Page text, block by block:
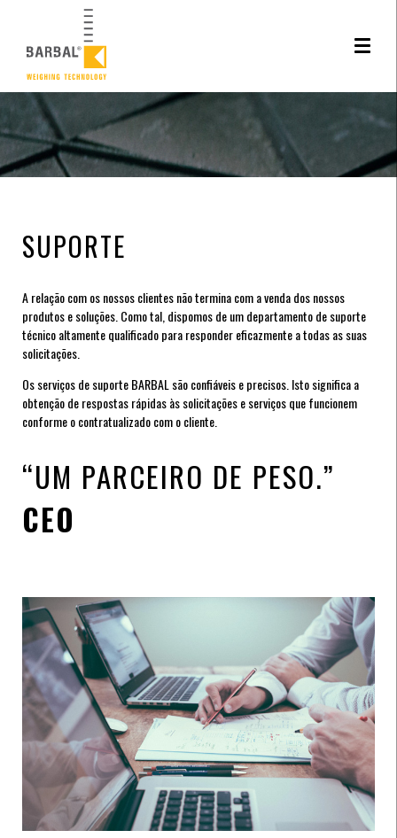
SUPORTE
A relação com os nossos clientes não termina com a venda dos nossos
produtos e soluções. Como tal, dispomos de um departamento de suporte
técnico altamente qualificado para responder eficazmente a todas as suas
solicitações.
Os serviços de suporte BARBAL são confiáveis e precisos. Isto significa a
obtenção de respostas rápidas às solicitações e serviços que funcionem
conforme o contratualizado com o cliente.
“UM PARCEIRO DE PESO.”
CEO
Este site utiliza cookies. Ao navegar neste site está a consentir a sua utilizção.
mais sobre o uso de cookies